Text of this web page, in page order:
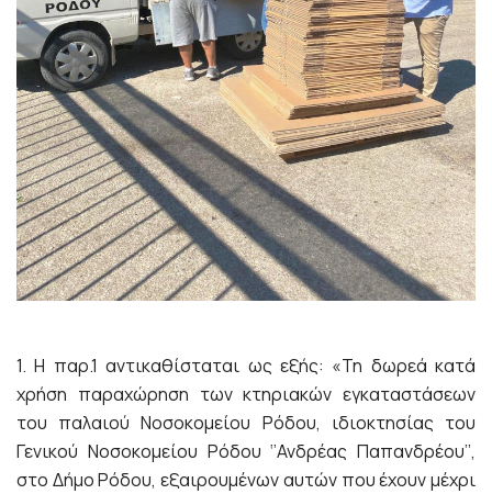
1. Η παρ.1 αντικαθίσταται ως εξής: «Τη δωρεά κατά
χρήση παραχώρηση των κτηριακών εγκαταστάσεων
του παλαιού Νοσοκομείου Ρόδου, ιδιοκτησίας του
Γενικού Νοσοκομείου Ρόδου ‘’Ανδρέας Παπανδρέου’’,
στο Δήμο Ρόδου, εξαιρουμένων αυτών που έχουν μέχρι